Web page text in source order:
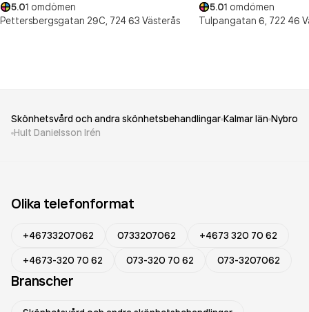
5.01 omdömen
Pettersbergsgatan 29C, 724 63 Västerås
5.01 omdömen
Tulpangatan 6, 722 46
Skönhetsvård och andra skönhetsbehandlingar Kalmar län Nybro
Hult Danielsson Irén
Olika telefonformat
+46733207062 0733207062
+4673 320 70 62
+4673-320 70 62
073-320 70 62 073-3207062
Branscher